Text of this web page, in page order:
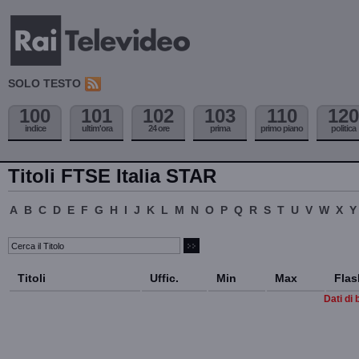
SOLO TESTO
100
indice
101
ultim'ora
102
24 ore
103
prima
110
primo piano
120
politica
Titoli FTSE Italia STAR
A B C D E F G H I J K L M N O P Q R S T U V W X Y
Titoli Uffic. Min Max
Dati di